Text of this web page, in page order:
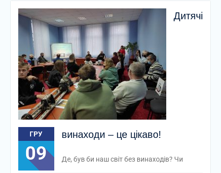
ГРУ
09
Дитячі
винаходи – це цікаво!
Де, був би наш світ без винаходів? Чи